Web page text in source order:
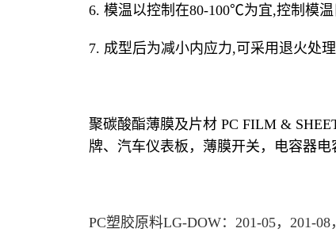
6. 模温以控制在80-100℃为宜,控制模
7. 成型后为减小内应力,可采用退火处
聚碳酸酯薄膜及片材 PC FILM &
牌、汽车仪表板，薄膜开关，电容器电
PC塑胶原料LG-DOW：201-05，201-08